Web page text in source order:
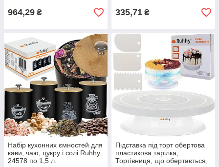
964,29 ₴ 335,71 ₴
Набір кухонних ємностей для
кави, чаю, цукру і солі Ruhhy
24578 по 1,5 л.
Підставка під торт обертова
пластикова тарілка,
Тортівниця, що обертається,